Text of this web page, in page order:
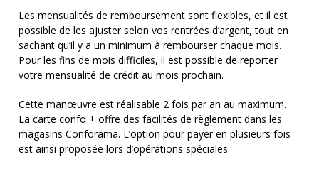
Les mensualités de remboursement sont flexibles, et il est
possible de les ajuster selon vos rentrées d’argent, tout en
sachant qu’il y a un minimum à rembourser chaque mois.
Pour les fins de mois difficiles, il est possible de reporter
votre mensualité de crédit au mois prochain.
Cette manœuvre est réalisable 2 fois par an au maximum.
La carte confo + offre des facilités de règlement dans les
magasins Conforama. L’option pour payer en plusieurs fois
est ainsi proposée lors d’opérations spéciales.